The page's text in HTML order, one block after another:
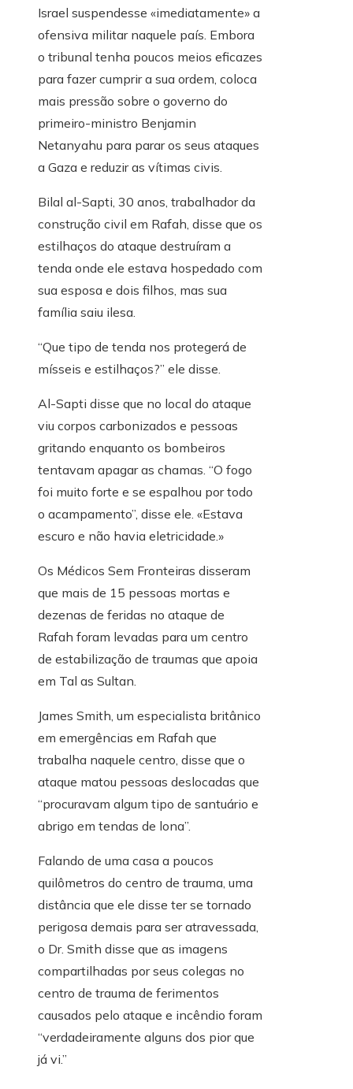
Israel suspendesse «imediatamente» a
ofensiva militar naquele país. Embora
o tribunal tenha poucos meios eficazes
para fazer cumprir a sua ordem, coloca
mais pressão sobre o governo do
primeiro-ministro Benjamin
Netanyahu para parar os seus ataques
a Gaza e reduzir as vítimas civis.
Bilal al-Sapti, 30 anos, trabalhador da
construção civil em Rafah, disse que os
estilhaços do ataque destruíram a
tenda onde ele estava hospedado com
sua esposa e dois filhos, mas sua
família saiu ilesa.
“Que tipo de tenda nos protegerá de
mísseis e estilhaços?” ele disse.
Al-Sapti disse que no local do ataque
viu corpos carbonizados e pessoas
gritando enquanto os bombeiros
tentavam apagar as chamas. “O fogo
foi muito forte e se espalhou por todo
o acampamento”, disse ele. «Estava
escuro e não havia eletricidade.»
Os Médicos Sem Fronteiras disseram
que mais de 15 pessoas mortas e
dezenas de feridas no ataque de
Rafah foram levadas para um centro
de estabilização de traumas que apoia
em Tal as Sultan.
James Smith, um especialista britânico
em emergências em Rafah que
trabalha naquele centro, disse que o
ataque matou pessoas deslocadas que
“procuravam algum tipo de santuário e
abrigo em tendas de lona”.
Falando de uma casa a poucos
quilômetros do centro de trauma, uma
distância que ele disse ter se tornado
perigosa demais para ser atravessada,
o Dr. Smith disse que as imagens
compartilhadas por seus colegas no
centro de trauma de ferimentos
causados ​​pelo ataque e incêndio foram
“verdadeiramente alguns dos pior que
já vi.”